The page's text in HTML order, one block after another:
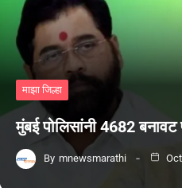
माझा जिल्हा
मुंबई पोलिसांनी 4682 बनावट
By mnewsmarathi